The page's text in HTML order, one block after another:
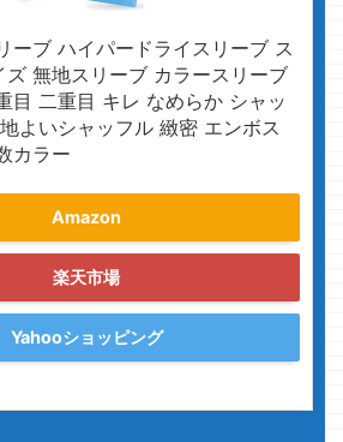
ーブ ハイパードライスリーブ ス
ズ 無地スリーブ カラースリーブ
目 二重目 キレ なめらか シャッ
よいシャッフル 緻密 エンボス
カラー
Amazon
楽天市場
Yahooショッピング